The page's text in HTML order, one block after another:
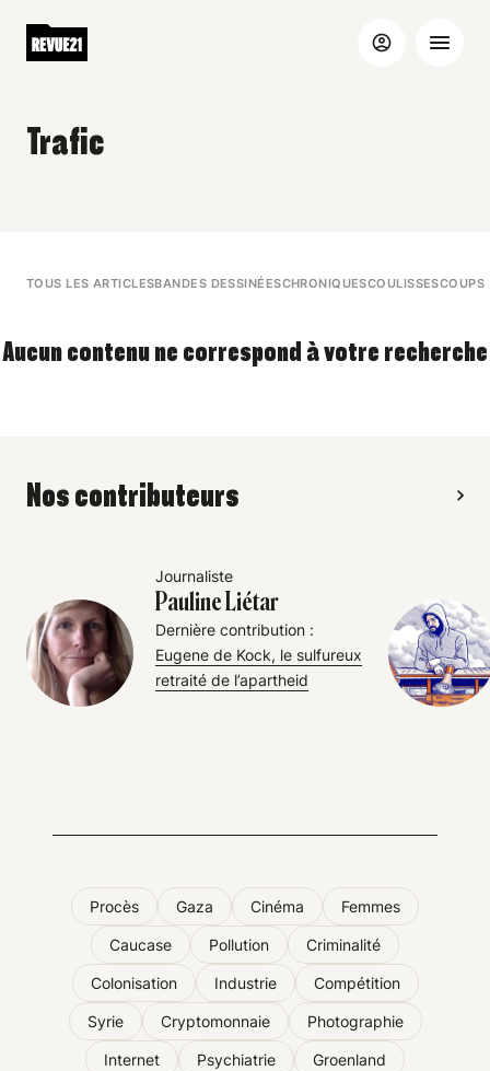
Trafic
TOUS LES ARTICLESBANDES DESSINÉESCHRONIQUESCOULISSESCOUPS
Aucun contenu ne correspond à votre recherche
Nos contributeurs
Journaliste
Pauline Liétar
Dernière contribution :
Eugene de Kock, le sulfureux
retraité de l’apartheid
Procès Gaza Cinéma Femmes
Caucase Pollution Criminalité
Colonisation Industrie Compétition
Syrie Cryptomonnaie Photographie
Internet Psychiatrie Groenland